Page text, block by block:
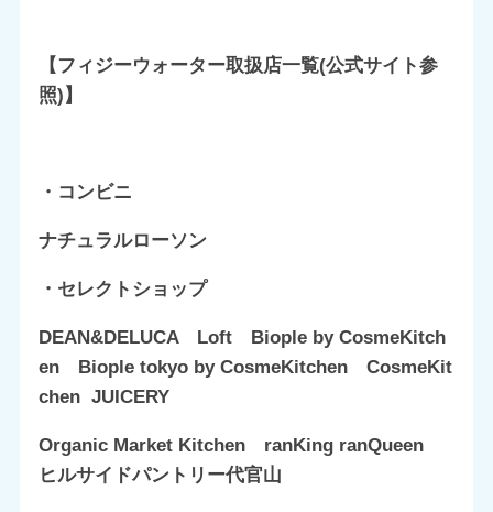
【フィジーウォーター取扱店一覧(公式サイト参
照)】
・コンビニ
ナチュラルローソン
・セレクトショップ
DEAN&DELUCA Loft Biople by CosmeKitch
en Biople tokyo by CosmeKitchen CosmeKit
chen JUICERY
Organic Market Kitchen ranKing ranQueen
ヒルサイドパントリー代官山